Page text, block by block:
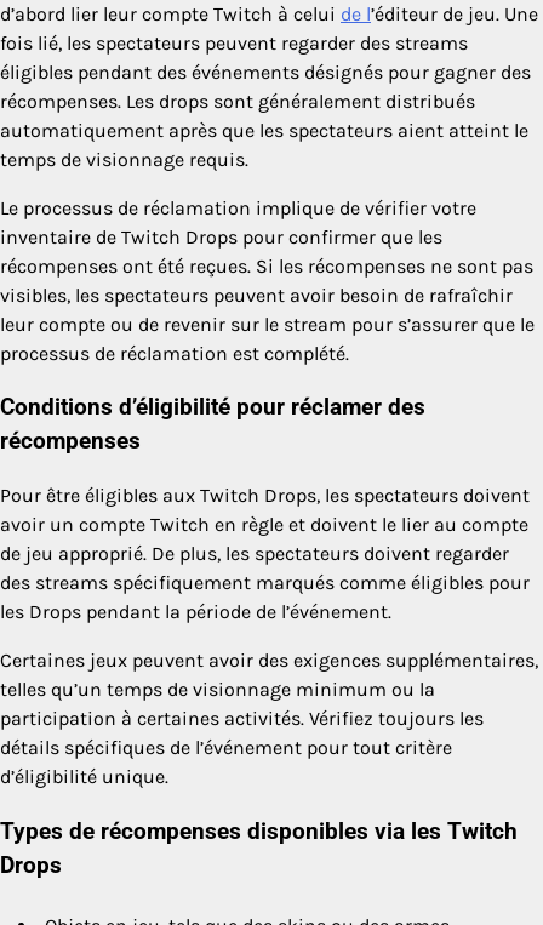
d’abord lier leur compte Twitch à celui de l’éditeur de jeu. Une
fois lié, les spectateurs peuvent regarder des streams
éligibles pendant des événements désignés pour gagner des
récompenses. Les drops sont généralement distribués
automatiquement après que les spectateurs aient atteint le
temps de visionnage requis.
Le processus de réclamation implique de vérifier votre
inventaire de Twitch Drops pour confirmer que les
récompenses ont été reçues. Si les récompenses ne sont pas
visibles, les spectateurs peuvent avoir besoin de rafraîchir
leur compte ou de revenir sur le stream pour s’assurer que le
processus de réclamation est complété.
Conditions d’éligibilité pour réclamer des
récompenses
Pour être éligibles aux Twitch Drops, les spectateurs doivent
avoir un compte Twitch en règle et doivent le lier au compte
de jeu approprié. De plus, les spectateurs doivent regarder
des streams spécifiquement marqués comme éligibles pour
les Drops pendant la période de l’événement.
Certaines jeux peuvent avoir des exigences supplémentaires,
telles qu’un temps de visionnage minimum ou la
participation à certaines activités. Vérifiez toujours les
détails spécifiques de l’événement pour tout critère
d’éligibilité unique.
Types de récompenses disponibles via les Twitch
Drops